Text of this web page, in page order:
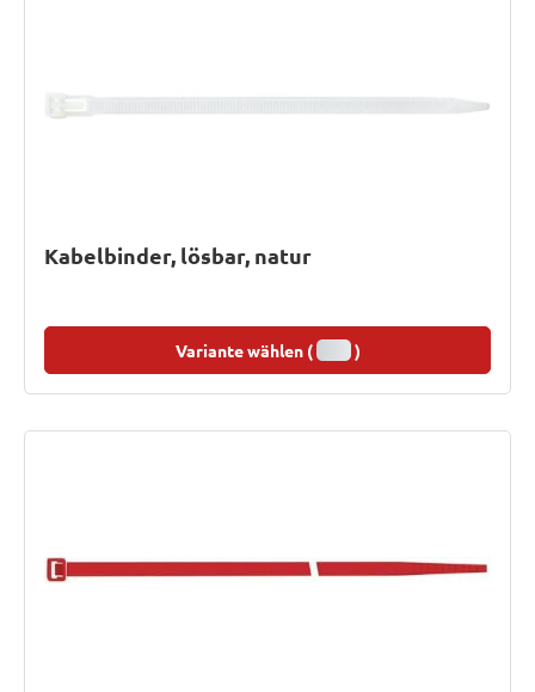
Kabelbinder, lösbar, natur
Variante wählen ( )